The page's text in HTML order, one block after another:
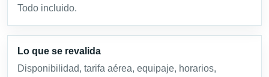
Todo incluido.
Lo que se revalida
Disponibilidad, tarifa aérea, equipaje, horarios,